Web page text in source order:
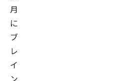
月
に
ブ
レ
イ